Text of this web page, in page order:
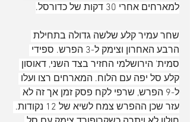
למארחים אחרי 30 דקות של כדורסל.
שחר עמיר קלע שלשה גדולה בתחילת
הרבע האחרון וצימק ל-3 הפרש. ספידי
סמית' הירושלמי החזיר בצד השני, דאוסון
קלע סל יפה עם הלוח. המארחים רצו ועלו
ל-9 הפרש, שרפי לקח פסק זמן אך זה לא
עזר שכן ההפרש צמח לשיא של 12 נקודות.